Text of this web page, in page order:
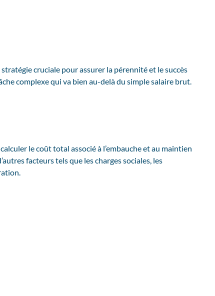
stratégie cruciale pour assurer la pérennité et le succès
complexe qui va bien au-delà du simple salaire brut.
le coût total associé à l’embauche et au maintien
facteurs tels que les charges sociales, les